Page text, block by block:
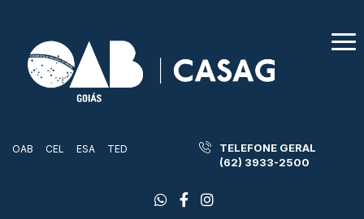
OAB CEL ESA TED
TELEFONE GERAL
(62) 3933-2500